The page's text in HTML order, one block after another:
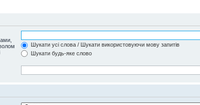
Шукати усі слова / Шукати використовуючи мову запитів
Шукати будь-яке слово